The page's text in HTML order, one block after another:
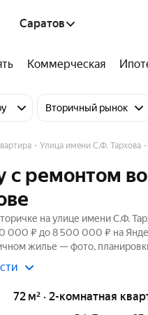
Саратов
Коммерческая
Вторичный рынок
Улица имени С.Ф. Тархова
с ремонтом
на улице имени С.Ф.
000 ₽ до 8 500 000 ₽ на
жилье — фото,
72 м² · 2-комнатная